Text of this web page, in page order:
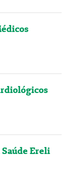
Ereli